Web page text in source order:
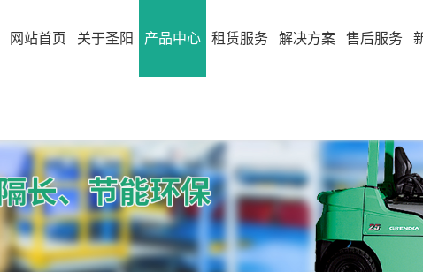
网站首页 关于圣阳 产品中心 租赁服务 解决方案 售后服务